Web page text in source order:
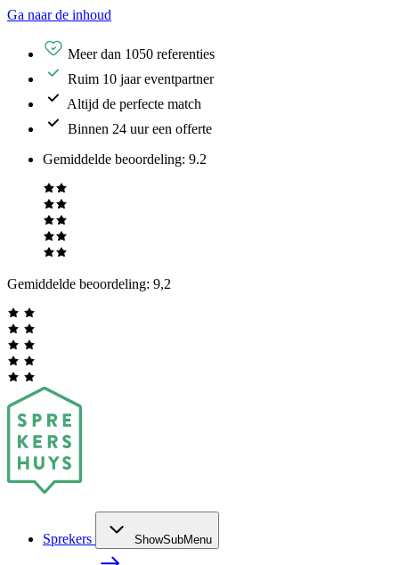
Ga naar de inhoud
Meer dan 1050 referenties
Ruim 10 jaar eventpartner
Altijd de perfecte match
Binnen 24 uur een offerte
Gemiddelde beoordeling: 9.2
Gemiddelde beoordeling: 9,2
Sprekers ShowSubMenu